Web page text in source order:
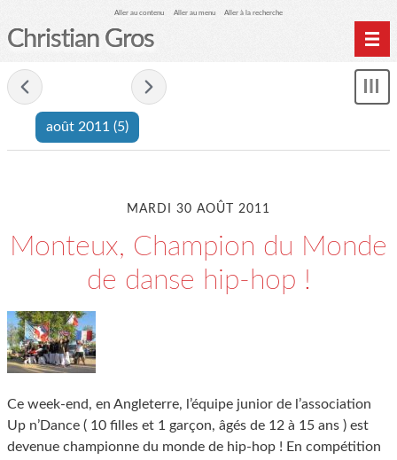
Aller au contenu Aller au menu Aller à la recherche
Christian Gros
août 2011 (5)
MARDI 30 AOÛT 2011
Monteux, Champion du Monde
de danse hip-hop !
Ce week-end, en Angleterre, l’équipe junior de l’association
Up n’Dance ( 10 filles et 1 garçon, âgés de 12 à 15 ans ) est
devenue championne du monde de hip-hop ! En compétition